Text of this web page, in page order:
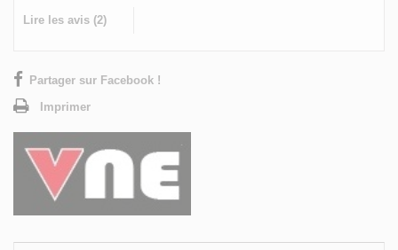
Lire les avis (2)
Partager sur Facebook !
Imprimer